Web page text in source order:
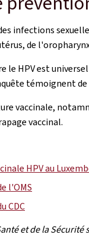
infections
de
le HPV est
témoignent
vaccinale,
vaccinal.
HPV au
l'OMS
CDC
et de la Sécurité